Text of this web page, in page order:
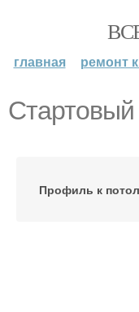
главная ремонт
Профиль к